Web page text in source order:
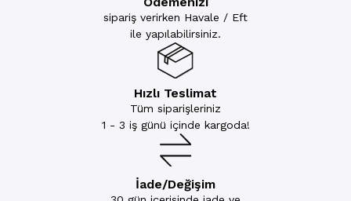
sipariş verirken Havale / Eft
ile yapılabilirsiniz.
Hızlı Teslimat
Tüm siparişleriniz
1 - 3 iş günü içinde kargoda!
İade/Değişim